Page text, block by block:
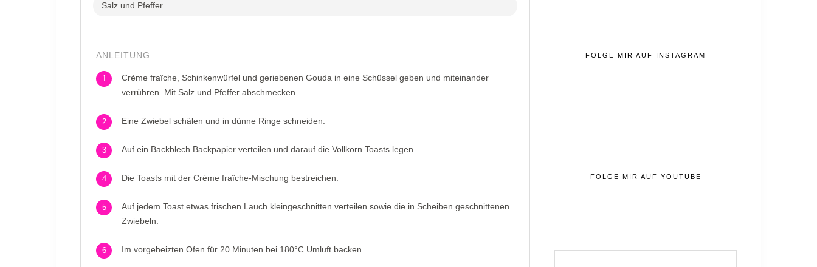
Salz und Pfeffer
ANLEITUNG
1
Crème fraîche, Schinkenwürfel und geriebenen Gouda in eine Schüssel geben und miteinander
verrühren. Mit Salz und Pfeffer abschmecken.
2 Eine Zwiebel schälen und in dünne Ringe schneiden.
3 Auf ein Backblech Backpapier verteilen und darauf die Vollkorn Toasts legen.
4 Die Toasts mit der Crème fraîche-Mischung bestreichen.
5
Auf jedem Toast etwas frischen Lauch kleingeschnitten verteilen sowie die in Scheiben geschnittenen
Zwiebeln.
6 Im vorgeheizten Ofen für 20 Minuten bei 180°C Umluft backen.
FOLGE MIR AUF INSTAGRAM
FOLGE MIR AUF YOUTUBE